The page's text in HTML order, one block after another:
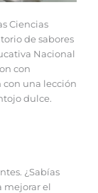
Ciencias
de sabores
Nacional
con
con una lección
dulce.
¿Sabías
mejorar el